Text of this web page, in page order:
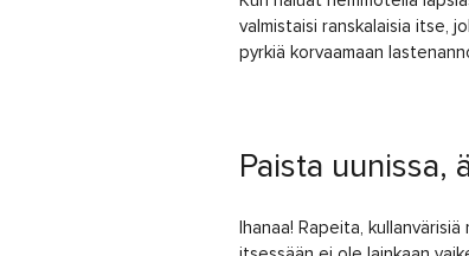
valmistaisi ranskalaisia itse,
pyrkiä korvaamaan
Paista uunissa,
Ihanaa! Rapeita,